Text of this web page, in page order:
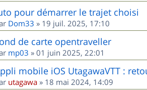
pour démarrer le trajet choisi
Dom33 » 19 juil. 2025, 17:10
de carte opentraveller
mp03 » 01 juin 2025, 22:01
mobile iOS UtagawaVTT :
utagawa » 18 mai 2024, 14:09